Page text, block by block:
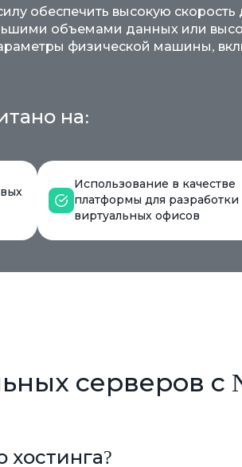
обеспечить высокую
объемами данных или
физической машины,
на:
Использование в качестве
платформы для разработки
виртуальных офисов
серверов с
хостинга?